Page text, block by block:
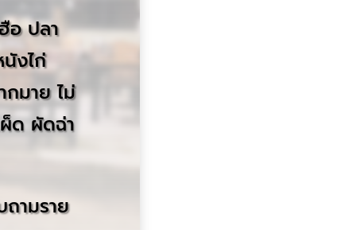
อ ปลา
งไก่
กมาย ไม่
ด ผัดฉ่า
ามราย